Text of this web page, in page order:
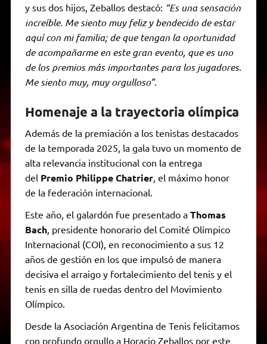
y sus dos hijos, Zeballos destacó: “Es una sensación
increíble. Me siento muy feliz y bendecido de estar
aquí con mi familia; de que tengan la oportunidad
de acompañarme en este gran evento, que es uno
de los premios más importantes para los jugadores.
Me siento muy, muy orgulloso”.
Homenaje a la trayectoria olímpica
Además de la premiación a los tenistas destacados
de la temporada 2025, la gala tuvo un momento de
alta relevancia institucional con la entrega
del Premio Philippe Chatrier, el máximo honor
de la federación internacional.
Este año, el galardón fue presentado a Thomas
Bach, presidente honorario del Comité Olímpico
Internacional (COI), en reconocimiento a sus 12
años de gestión en los que impulsó de manera
decisiva el arraigo y fortalecimiento del tenis y el
tenis en silla de ruedas dentro del Movimiento
Olímpico.
Desde la Asociación Argentina de Tenis felicitamos
con profundo orgullo a Horacio Zeballos por este